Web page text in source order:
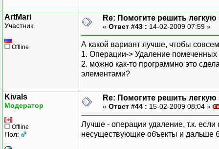
ArtMari
Участник
Offline
Re: Помогите решить легкую
« Ответ #43 : 14-02-2009 07:59 »
А какой вариант лучше, чтобы
1. Операции-> Удаление помеченных
2. можно как-то программно это
элементами?
Kivals
Модератор
Offline
Пол:
Re: Помогите решить легкую
« Ответ #44 : 15-02-2009 08:04 »
Лучше - операции удаление, т.к. если
несуществующие объекты и дальше